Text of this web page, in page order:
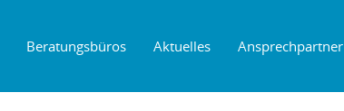
Beratungsbüros Aktuelles Ansprechpartner